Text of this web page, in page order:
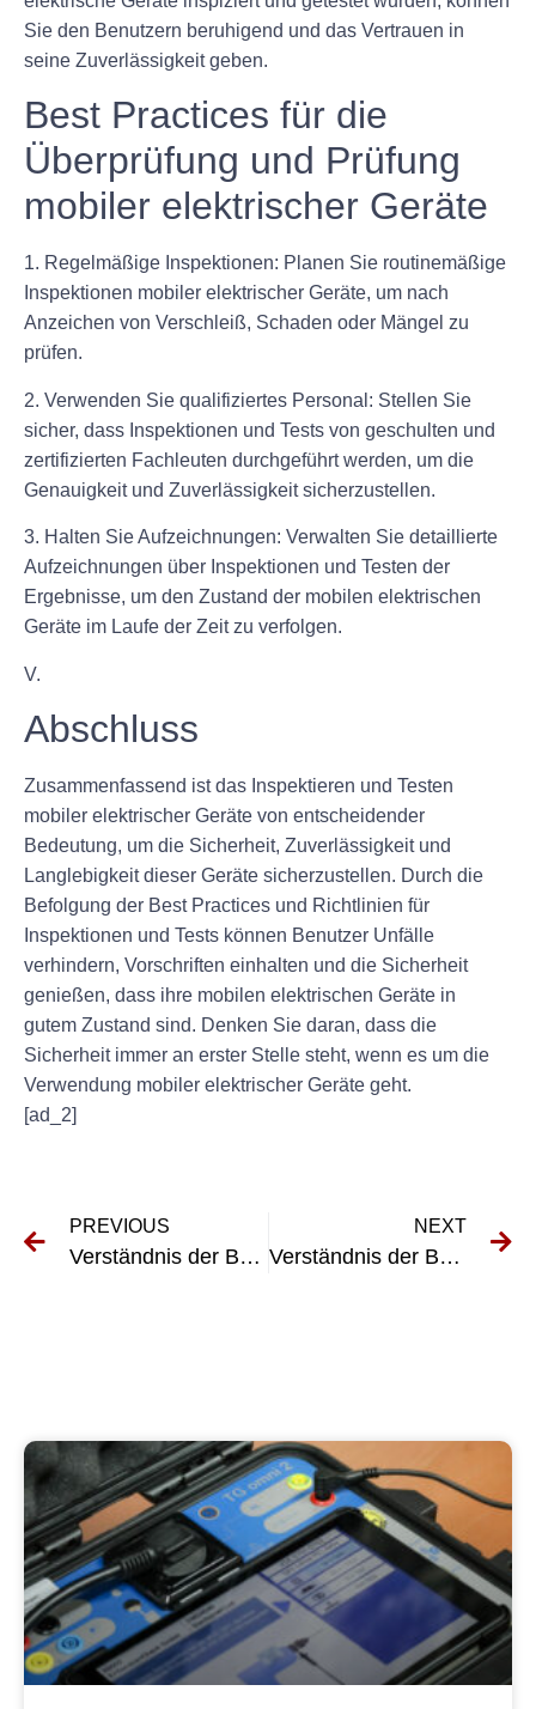
Sie den Benutzern beruhigend und das Vertrauen in
seine Zuverlässigkeit geben.
Best Practices für die
Überprüfung und Prüfung
mobiler elektrischer Geräte
1. Regelmäßige Inspektionen: Planen Sie routinemäßige
Inspektionen mobiler elektrischer Geräte, um nach
Anzeichen von Verschleiß, Schaden oder Mängel zu
prüfen.
2. Verwenden Sie qualifiziertes Personal: Stellen Sie
sicher, dass Inspektionen und Tests von geschulten und
zertifizierten Fachleuten durchgeführt werden, um die
Genauigkeit und Zuverlässigkeit sicherzustellen.
3. Halten Sie Aufzeichnungen: Verwalten Sie detaillierte
Aufzeichnungen über Inspektionen und Testen der
Ergebnisse, um den Zustand der mobilen elektrischen
Geräte im Laufe der Zeit zu verfolgen.
V.
Abschluss
Zusammenfassend ist das Inspektieren und Testen
mobiler elektrischer Geräte von entscheidender
Bedeutung, um die Sicherheit, Zuverlässigkeit und
Langlebigkeit dieser Geräte sicherzustellen. Durch die
Befolgung der Best Practices und Richtlinien für
Inspektionen und Tests können Benutzer Unfälle
verhindern, Vorschriften einhalten und die Sicherheit
genießen, dass ihre mobilen elektrischen Geräte in
gutem Zustand sind. Denken Sie daran, dass die
Sicherheit immer an erster Stelle steht, wenn es um die
Verwendung mobiler elektrischer Geräte geht.
[ad_2]
PREVIOUS
Verständnis der Bedeutung von DGUV A3 -Risikobewertungen am Arbeitsplatz
NEXT
Verständnis der Bedeutung von mehrfung nach DGUV V3 für die elektrische Sicherheit am Arbeitsplatz